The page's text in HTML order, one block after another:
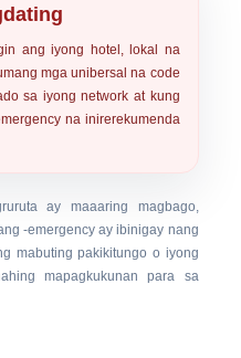
ang iyong hotel, lokal na
mga unibersal na code
sa iyong network at kung
na inirerekumenda
ay maaaring magbago,
-emergency ay ibinigay nang
mabuting pakikitungo o iyong
mapagkukunan para sa